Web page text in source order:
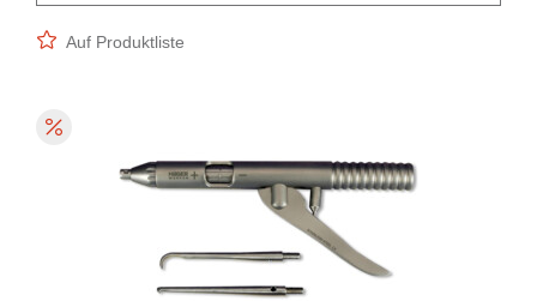
Auf Produktliste